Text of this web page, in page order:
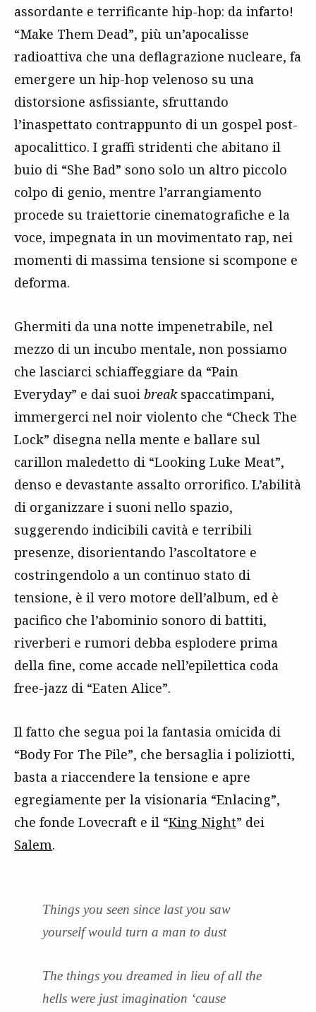
assordante e terrificante hip-hop: da infarto!
“Make Them Dead”, più un’apocalisse
radioattiva che una deflagrazione nucleare, fa
emergere un hip-hop velenoso su una
distorsione asfissiante, sfruttando
l’inaspettato contrappunto di un gospel post-
apocalittico. I graffi stridenti che abitano il
buio di “She Bad” sono solo un altro piccolo
colpo di genio, mentre l’arrangiamento
procede su traiettorie cinematografiche e la
voce, impegnata in un movimentato rap, nei
momenti di massima tensione si scompone e
deforma.
Ghermiti da una notte impenetrabile, nel
mezzo di un incubo mentale, non possiamo
che lasciarci schiaffeggiare da “Pain
Everyday” e dai suoi breakspaccatimpani,
immergerci nel noir violento che “Check The
Lock” disegna nella mente e ballare sul
carillon maledetto di “Looking Luke Meat”,
denso e devastante assalto orrorifico. L’abilità
di organizzare i suoni nello spazio,
suggerendo indicibili cavità e terribili
presenze, disorientando l’ascoltatore e
costringendolo a un continuo stato di
tensione, è il vero motore dell’album, ed è
pacifico che l’abominio sonoro di battiti,
riverberi e rumori debba esplodere prima
della fine, come accade nell’epilettica coda
free-jazz di “Eaten Alice”.
Il fatto che segua poi la fantasia omicida di
“Body For The Pile”, che bersaglia i poliziotti,
basta a riaccendere la tensione e apre
egregiamente per la visionaria “Enlacing”,
che fonde Lovecraft e il “King Night” dei
Salem.
Things you seen since last you saw
yourself would turn a man to dust
The things you dreamed in lieu of all the
hells were just imagination ‘cause